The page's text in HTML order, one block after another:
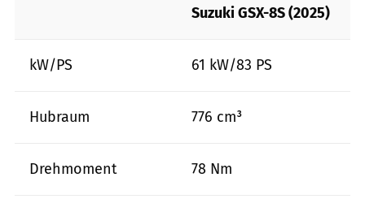
Suzuki GSX-8S (2025)
kW/PS 61 kW/83 PS
Hubraum 776 cm³
Drehmoment 78 Nm